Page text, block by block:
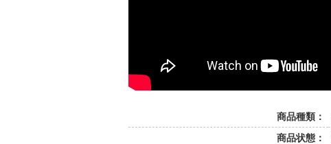
商品種類：
商品状態：